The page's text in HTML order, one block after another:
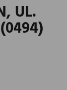
UL.